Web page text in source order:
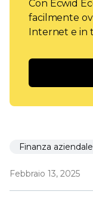
Con Ecwid
facilmente
Internet e in
Finanza aziendale
Febbraio 13, 2025